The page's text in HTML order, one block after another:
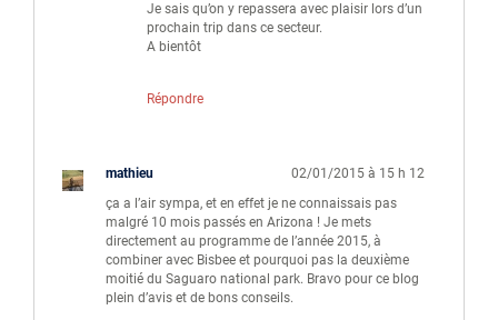
Je sais qu’on y repassera avec plaisir lors d’un
prochain trip dans ce secteur.
A bientôt
Répondre
mathieu
02/01/2015 à 15 h 12
ça a l’air sympa, et en effet je ne connaissais pas
malgré 10 mois passés en Arizona ! Je mets
directement au programme de l’année 2015, à
combiner avec Bisbee et pourquoi pas la deuxième
moitié du Saguaro national park. Bravo pour ce blog
plein d’avis et de bons conseils.